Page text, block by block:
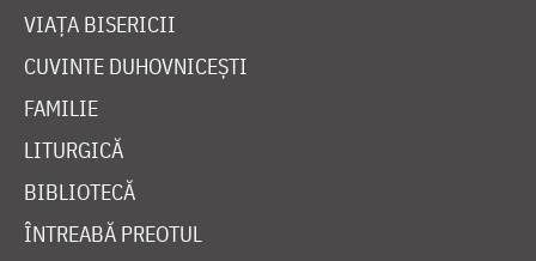
VIAȚA BISERICII
CUVINTE DUHOVNICEȘTI
FAMILIE
LITURGICĂ
BIBLIOTECĂ
ÎNTREABĂ PREOTUL